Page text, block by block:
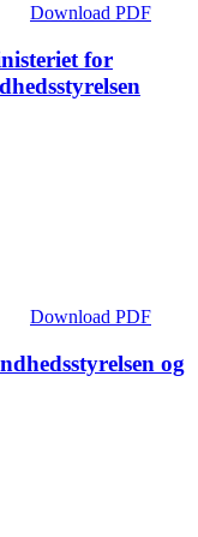
Download PDF
for
Download PDF
og